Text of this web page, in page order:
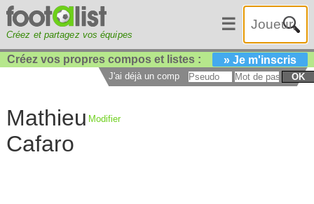
Créez et partagez vos équipes
☰
Créez vos propres compos et listes : » Je m'inscris
J'ai déjà un compte : OK
Mathieu
Cafaro
Modifier